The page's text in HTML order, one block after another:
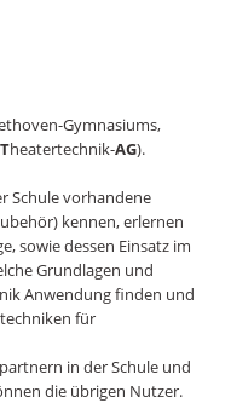
Gymnasiums,
Theatertechnik-AG).
Schule vorhandene
kennen, erlernen
sowie dessen Einsatz im
Grundlagen und
Anwendung finden und
für
in der Schule und
die übrigen Nutzer.